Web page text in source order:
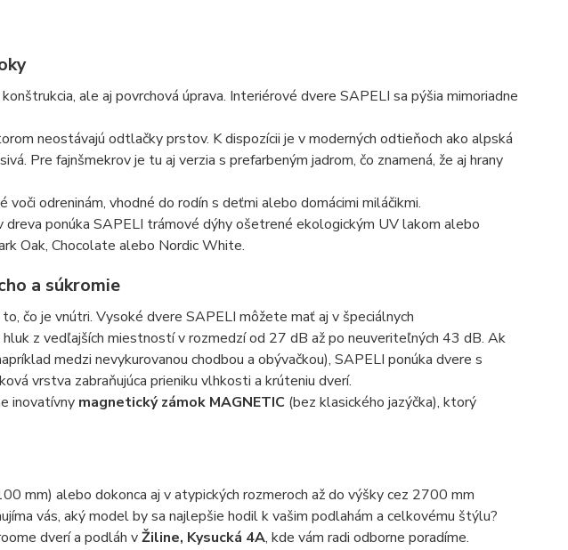
ale aj povrchová úprava. Interiérové dvere SAPELI sa pýšia mimoriadne
neostávajú odtlačky prstov. K dispozícii je v moderných odtieňoch ako alpská
. Pre fajnšmekrov je tu aj verzia s prefarbeným jadrom, čo znamená, že aj hrany
voči odreninám, vhodné do rodín s deťmi alebo domácimi miláčikmi.
dreva ponúka SAPELI trámové dýhy ošetrené ekologickým UV lakom alebo
Oak, Chocolate alebo Nordic White.
a súkromie
čo je vnútri. Vysoké dvere SAPELI môžete mať aj v špeciálnych
z vedľajších miestností v rozmedzí od 27 dB až po neuveriteľných 43 dB. Ak
medzi nevykurovanou chodbou a obývačkou), SAPELI ponúka dvere s
vrstva zabraňujúca prieniku vlhkosti a krúteniu dverí.
inovatívny magnetický zámok MAGNETIC (bez klasického jazýčka), ktorý
mm) alebo dokonca aj v atypických rozmeroch až do výšky cez 2700 mm
vás, aký model by sa najlepšie hodil k vašim podlahám a celkovému štýlu?
dverí a podláh vŽiline, Kysucká 4A, kde vám radi odborne poradíme.